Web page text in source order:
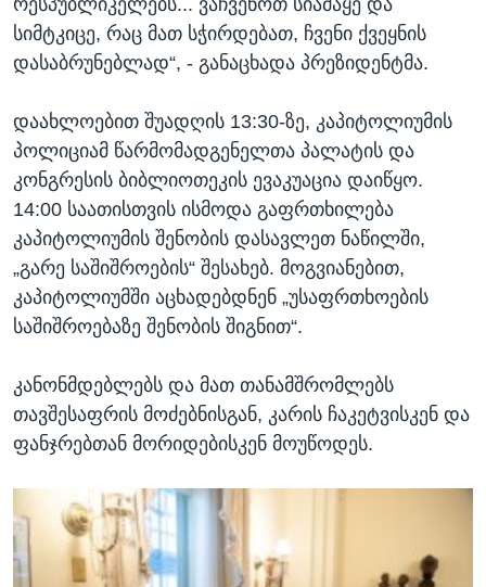
სიმტკიცე, რაც მათ სჭირდებათ, ჩვენი ქვეყნის
დასაბრუნებლად“, - განაცხადა პრეზიდენტმა.
დაახლოებით შუადღის 13:30-ზე, კაპიტოლიუმის
პოლიციამ წარმომადგენელთა პალატის და
კონგრესის ბიბლიოთეკის ევაკუაცია დაიწყო.
14:00 საათისთვის ისმოდა გაფრთხილება
კაპიტოლიუმის შენობის დასავლეთ ნაწილში,
„გარე საშიშროების“ შესახებ. მოგვიანებით,
კაპიტოლიუმში აცხადებდნენ „უსაფრთხოების
საშიშროებაზე შენობის შიგნით“.
კანონმდებლებს და მათ თანამშრომლებს
თავშესაფრის მოძებნისგან, კარის ჩაკეტვისკენ და
ფანჯრებთან მორიდებისკენ მოუწოდეს.